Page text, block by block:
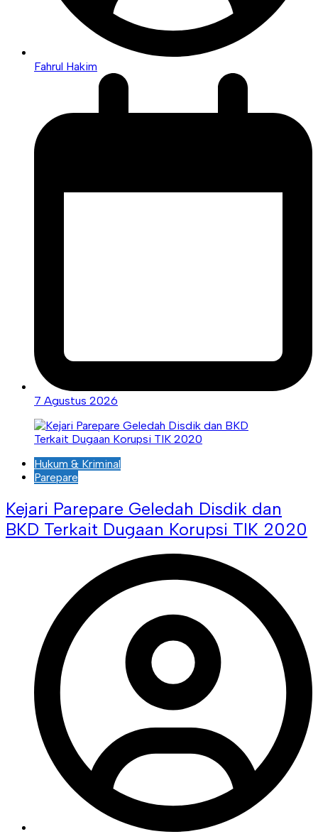
Fahrul Hakim
7 Agustus 2026
Hukum & Kriminal
Parepare
Kejari Parepare Geledah Disdik dan
BKD Terkait Dugaan Korupsi TIK 2020